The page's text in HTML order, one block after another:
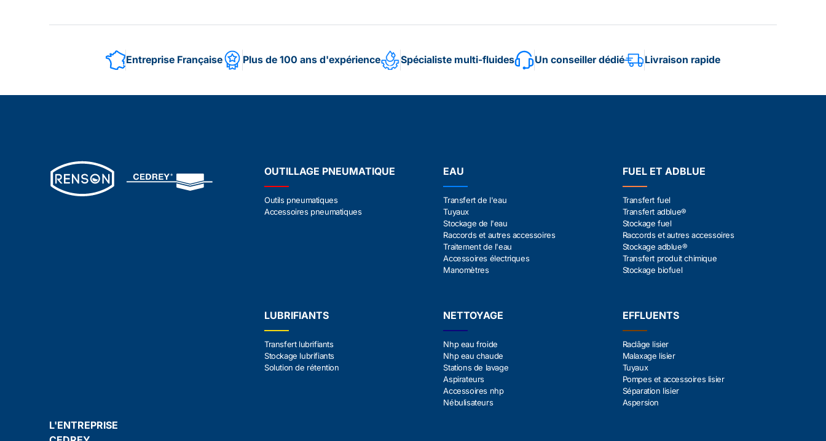
Entreprise Française Plus de 100 ans d'expérience Spécialiste multi-fluides Un conseiller dédié Livraison rapide
L'ENTREPRISE
OUTILLAGE PNEUMATIQUE
Outils pneumatiques
Accessoires pneumatiques
EAU
Transfert de l'eau
Tuyaux
Stockage de l'eau
Raccords et autres accessoires
Traitement de l'eau
Accessoires électriques
Manomètres
FUEL ET ADBLUE
Transfert fuel
Transfert adblue®
Stockage fuel
Raccords et autres accessoires
Stockage adblue®
Transfert produit chimique
Stockage biofuel
LUBRIFIANTS
Transfert lubrifiants
Stockage lubrifiants
Solution de rétention
NETTOYAGE
Nhp eau froide
Nhp eau chaude
Stations de lavage
Aspirateurs
Accessoires nhp
Nébulisateurs
EFFLUENTS
Raclâge lisier
Malaxage lisier
Tuyaux
Pompes et accessoires lisier
Séparation lisier
Aspersion